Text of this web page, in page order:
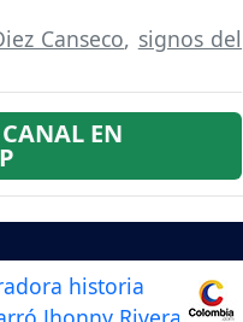
Canseco, signos del
EN